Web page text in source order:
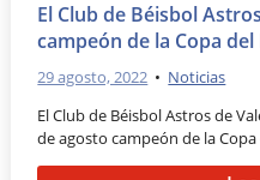
El Club de Béisbol
campeón de la Copa del
29 agosto, 2022 • Noticias
El Club de Béisbol Astros de
de agosto campeón de la